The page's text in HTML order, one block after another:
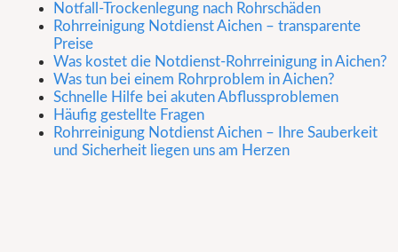
Notfall-Trockenlegung nach Rohrschäden
Rohrreinigung Notdienst Aichen – transparente
Preise
Was kostet die Notdienst-Rohrreinigung in Aichen?
Was tun bei einem Rohrproblem in Aichen?
Schnelle Hilfe bei akuten Abflussproblemen
Häufig gestellte Fragen
Rohrreinigung Notdienst Aichen – Ihre Sauberkeit
und Sicherheit liegen uns am Herzen